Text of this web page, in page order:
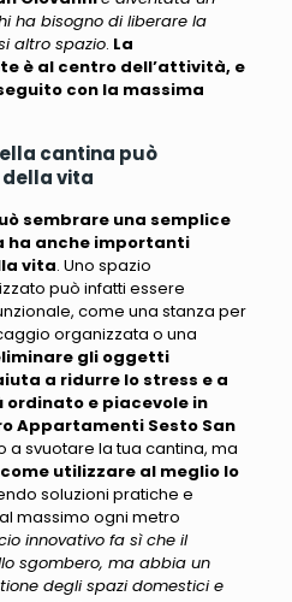
ha bisogno di liberare la
altro spazio. La
è al centro dell’attività, e
con la massima
cantina può
vita
sembrare una semplice
ha anche importanti
vita. Uno spazio
può infatti essere
come una stanza per
organizzata o una
gli oggetti
a ridurre lo stress e a
ordinato e piacevole in
Appartamenti Sesto San
a svuotare la tua cantina, ma
utilizzare al meglio lo
soluzioni pratiche e
massimo ogni metro
innovativo fa sì che il
sgombero, ma abbia un
degli spazi domestici e